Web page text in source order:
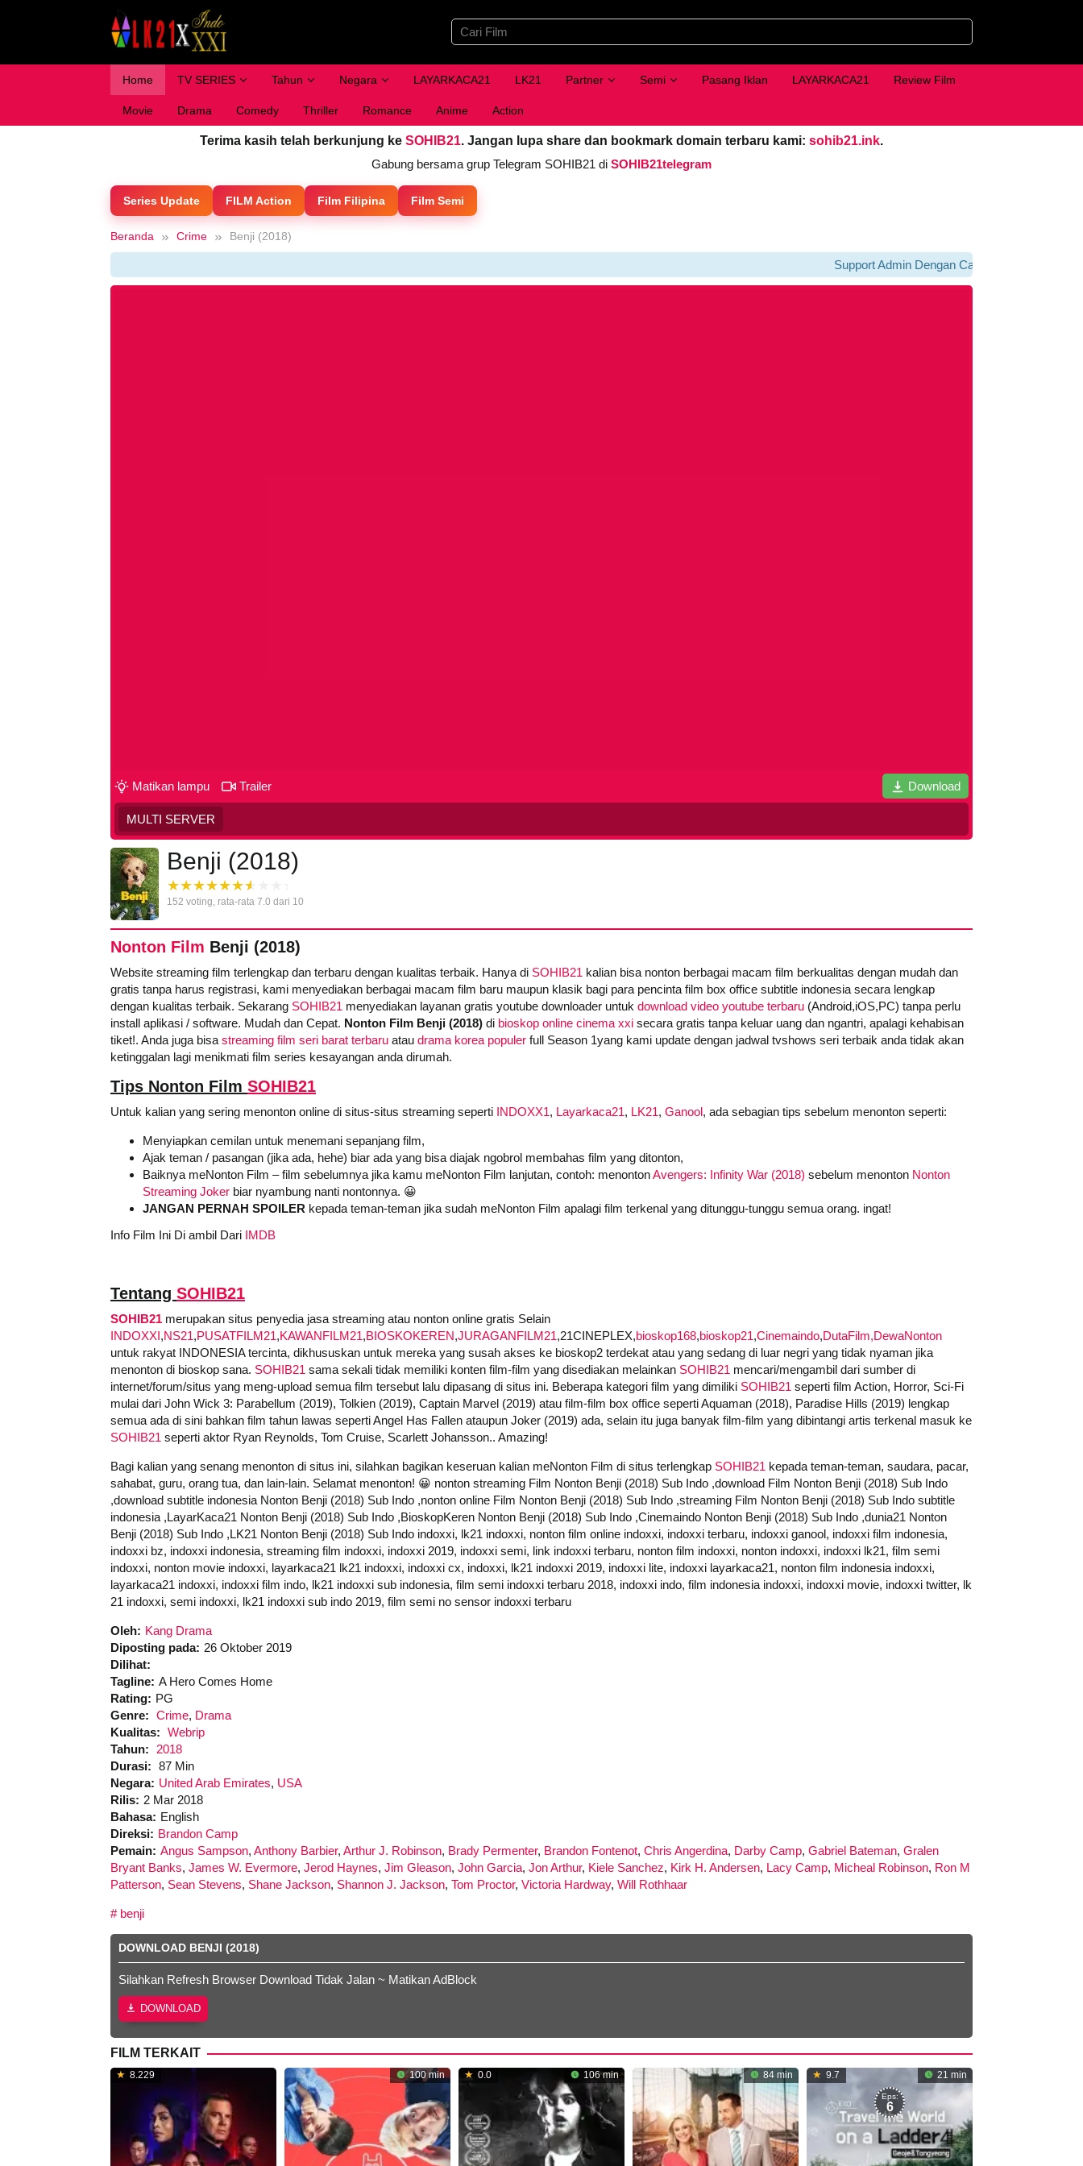
Home TV SERIES Tahun Negara LAYARKACA21 LK21 Partner Semi Pasang Iklan LAYARKACA21 Review Film
Movie Drama Comedy Thriller Romance Anime Action
Terima kasih telah berkunjung ke SOHIB21. Jangan lupa share dan bookmark domain terbaru kami: sohib21.ink.
Gabung bersama grup Telegram SOHIB21 di SOHIB21telegram
Series Update FILM Action Film Filipina Film Semi
Beranda Crime Benji (2018)
Support Admin Dengan Cara Klik iklan Di bawah
Matikan lampu Trailer Download
MULTI SERVER
Benji (2018)
152 voting, rata-rata 7.0 dari 10
Nonton Film Benji (2018)
Website streaming film terlengkap dan terbaru dengan kualitas terbaik. Hanya di SOHIB21 kalian bisa nonton berbagai macam film berkualitas dengan mudah dan
gratis tanpa harus registrasi, kami menyediakan berbagai macam film baru maupun klasik bagi para pencinta film box office subtitle indonesia secara lengkap
dengan kualitas terbaik. Sekarang SOHIB21 menyediakan layanan gratis youtube downloader untuk download video youtube terbaru (Android,iOS,PC) tanpa perlu
install aplikasi / software. Mudah dan Cepat. Nonton Film Benji (2018) di bioskop online cinema xxi secara gratis tanpa keluar uang dan ngantri, apalagi kehabisan
tiket!. Anda juga bisa streaming film seri barat terbaru atau drama korea populer full Season 1yang kami update dengan jadwal tvshows seri terbaik anda tidak akan
ketinggalan lagi menikmati film series kesayangan anda dirumah.
Tips Nonton Film SOHIB21
Untuk kalian yang sering menonton online di situs-situs streaming seperti INDOXX1, Layarkaca21, LK21, Ganool, ada sebagian tips sebelum menonton seperti:
Menyiapkan cemilan untuk menemani sepanjang film,
Ajak teman / pasangan (jika ada, hehe) biar ada yang bisa diajak ngobrol membahas film yang ditonton,
Baiknya meNonton Film – film sebelumnya jika kamu meNonton Film lanjutan, contoh: menontonAvengers: Infinity War (2018) sebelum menonton Nonton
Streaming Joker biar nyambung nanti nontonnya. 😀
JANGAN PERNAH SPOILER kepada teman-teman jika sudah meNonton Film apalagi film terkenal yang ditunggu-tunggu semua orang. ingat!
Info Film Ini Di ambil Dari IMDB
Tentang SOHIB21
SOHIB21 merupakan situs penyedia jasa streaming atau nonton online gratis Selain
INDOXXI,NS21,PUSATFILM21,KAWANFILM21,BIOSKOKEREN,JURAGANFILM21,21CINEPLEX,bioskop168,bioskop21,Cinemaindo,DutaFilm,DewaNonton
untuk rakyat INDONESIA tercinta, dikhususkan untuk mereka yang susah akses ke bioskop2 terdekat atau yang sedang di luar negri yang tidak nyaman jika
menonton di bioskop sana. SOHIB21 sama sekali tidak memiliki konten film-film yang disediakan melainkan SOHIB21 mencari/mengambil dari sumber di
internet/forum/situs yang meng-upload semua film tersebut lalu dipasang di situs ini. Beberapa kategori film yang dimiliki SOHIB21 seperti film Action, Horror, Sci-Fi
mulai dari John Wick 3: Parabellum (2019), Tolkien (2019), Captain Marvel (2019) atau film-film box office seperti Aquaman (2018), Paradise Hills (2019) lengkap
semua ada di sini bahkan film tahun lawas seperti Angel Has Fallen ataupun Joker (2019) ada, selain itu juga banyak film-film yang dibintangi artis terkenal masuk ke
SOHIB21 seperti aktor Ryan Reynolds, Tom Cruise, Scarlett Johansson.. Amazing!
Bagi kalian yang senang menonton di situs ini, silahkan bagikan keseruan kalian meNonton Film di situs terlengkap SOHIB21 kepada teman-teman, saudara, pacar,
sahabat, guru, orang tua, dan lain-lain. Selamat menonton! 😀 nonton streaming Film Nonton Benji (2018) Sub Indo ,download Film Nonton Benji (2018) Sub Indo
,download subtitle indonesia Nonton Benji (2018) Sub Indo ,nonton online Film Nonton Benji (2018) Sub Indo ,streaming Film Nonton Benji (2018) Sub Indo subtitle
indonesia ,LayarKaca21 Nonton Benji (2018) Sub Indo ,BioskopKeren Nonton Benji (2018) Sub Indo ,Cinemaindo Nonton Benji (2018) Sub Indo ,dunia21 Nonton
Benji (2018) Sub Indo ,LK21 Nonton Benji (2018) Sub Indo indoxxi, lk21 indoxxi, nonton film online indoxxi, indoxxi terbaru, indoxxi ganool, indoxxi film indonesia,
indoxxi bz, indoxxi indonesia, streaming film indoxxi, indoxxi 2019, indoxxi semi, link indoxxi terbaru, nonton film indoxxi, nonton indoxxi, indoxxi lk21, film semi
indoxxi, nonton movie indoxxi, layarkaca21 lk21 indoxxi, indoxxi cx, indoxxi, lk21 indoxxi 2019, indoxxi lite, indoxxi layarkaca21, nonton film indonesia indoxxi,
layarkaca21 indoxxi, indoxxi film indo, lk21 indoxxi sub indonesia, film semi indoxxi terbaru 2018, indoxxi indo, film indonesia indoxxi, indoxxi movie, indoxxi twitter, lk
21 indoxxi, semi indoxxi, lk21 indoxxi sub indo 2019, film semi no sensor indoxxi terbaru
Oleh: Kang Drama
Diposting pada: 26 Oktober 2019
Dilihat:
Tagline: A Hero Comes Home
Rating: PG
Genre: Crime, Drama
Kualitas: Webrip
Tahun:
2018
Durasi: 87 Min
Negara: United Arab Emirates, USA
Rilis: 2 Mar 2018
Bahasa: English
Direksi: Brandon Camp
Pemain: Angus Sampson, Anthony Barbier, Arthur J. Robinson, Brady Permenter, Brandon Fontenot, Chris Angerdina, Darby Camp, Gabriel Bateman, Gralen
Bryant Banks, James W. Evermore, Jerod Haynes, Jim Gleason, John Garcia, Jon Arthur, Kiele Sanchez, Kirk H. Andersen, Lacy Camp, Micheal Robinson, Ron M
Patterson, Sean Stevens, Shane Jackson, Shannon J. Jackson, Tom Proctor, Victoria Hardway, Will Rothhaar
benji
DOWNLOAD BENJI (2018)
Silahkan Refresh Browser Download Tidak Jalan ~ Matikan AdBlock
DOWNLOAD
FILM TERKAIT
8.229 100 min 0.0 106 min 84 min 9.7 21 min
Eps:
6